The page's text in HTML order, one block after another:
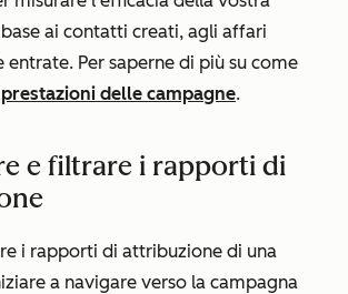
ai contatti creati, agli affari
entrate. Per saperne di più su come
delle campagne.
e filtrare i rapporti di
i rapporti di attribuzione di una
a navigare verso la campagna